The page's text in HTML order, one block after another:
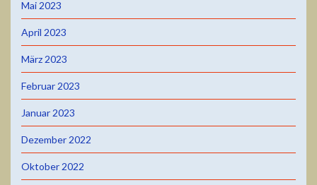
Mai 2023
April 2023
März 2023
Februar 2023
Januar 2023
Dezember 2022
Oktober 2022